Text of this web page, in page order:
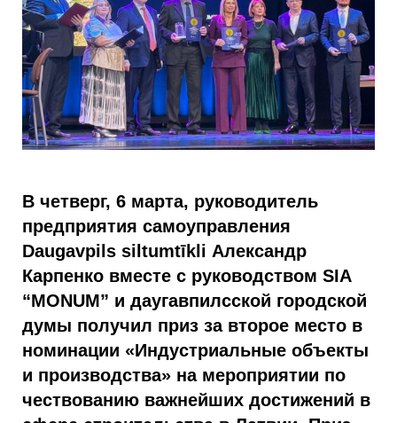
В четверг, 6 марта, руководитель
предприятия самоуправления
Daugavpils siltumtīkli Александр
Карпенко вместе с руководством SIA
“MONUM” и даугавпилсской городской
думы получил приз за второе место в
номинации «Индустриальные объекты
и производства» на мероприятии по
чествованию важнейших достижений в